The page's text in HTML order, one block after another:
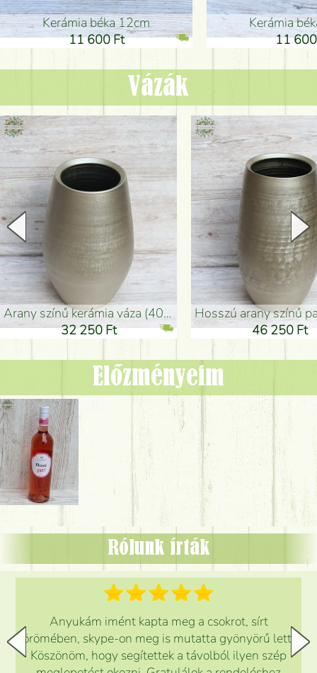
Kerámia béka 12cm
11 600 Ft
Kerámia
11
Vázák
arany színű kerámia váza (40x26cm)
32 250 Ft
hosszú arany színű
46 250 Ft
Előzményeim
Rólunk írták
Anyukám imént kapta meg a csokrot, sírt
örömében, skype-on meg is mutatta gyönyörű lett.
Köszönöm, hogy segítettek a távolból ilyen szép